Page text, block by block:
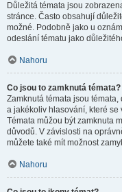
Důležitá témata jsou
stránce. Často obsahují
možné. Podobně jako u
odeslání tématu jako
Nahoru
Co jsou to zamknutá témata?
Zamknutá témata jsou
a jakékoliv hlasování, které
Témata můžou být zamknuta
důvodů. V závislosti na
můžete také mít možnost
Nahoru